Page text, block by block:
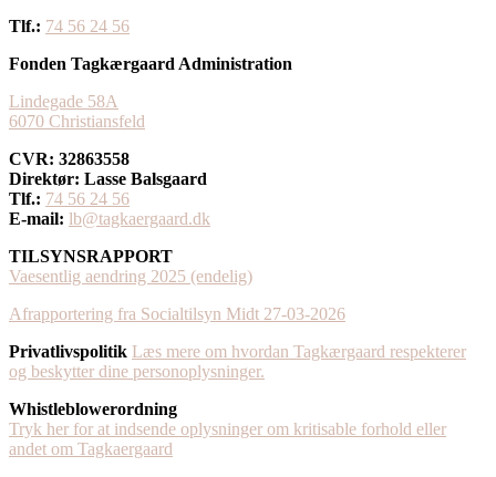
Tlf.: 74 56 24 56
Fonden Tagkærgaard Administration
Lindegade 58A
6070 Christiansfeld
CVR: 32863558
Direktør: Lasse Balsgaard
Tlf.: 74 56 24 56
E-mail: lb@tagkaergaard.dk
TILSYNSRAPPORT
Vaesentlig aendring 2025 (endelig)
Afrapportering fra Socialtilsyn Midt 27-03-2026
Privatlivspolitik Læs mere om hvordan Tagkærgaard respekterer
og beskytter dine personoplysninger.
Whistleblowerordning
Tryk her for at indsende oplysninger om kritisable forhold eller
andet om Tagkaergaard